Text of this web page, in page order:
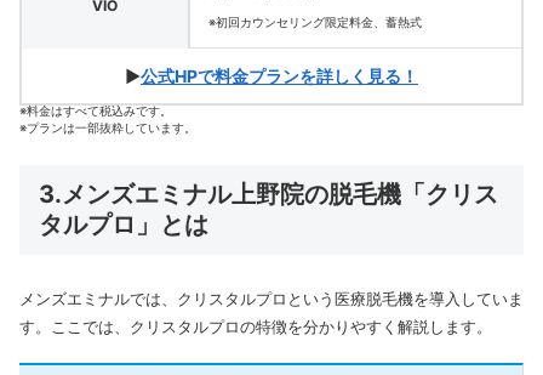
VIO
※初回カウンセリング限定料金、蓄熱式
▶公式HPで料金プランを詳しく見る！
※料金はすべて税込みです。
※プランは一部抜粋しています。
3.メンズエミナル上野院の脱毛機「クリス
タルプロ」とは
メンズエミナルでは、クリスタルプロという医療脱毛機を導入していま
す。
ここでは、クリスタルプロの特徴を分かりやすく解説します。